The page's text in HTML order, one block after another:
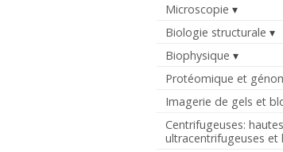
Microscopie
Biologie structurale
Biophysique
Protéomique et
Imagerie de gels et
Centrifugeuses:
ultracentrifugeuses et